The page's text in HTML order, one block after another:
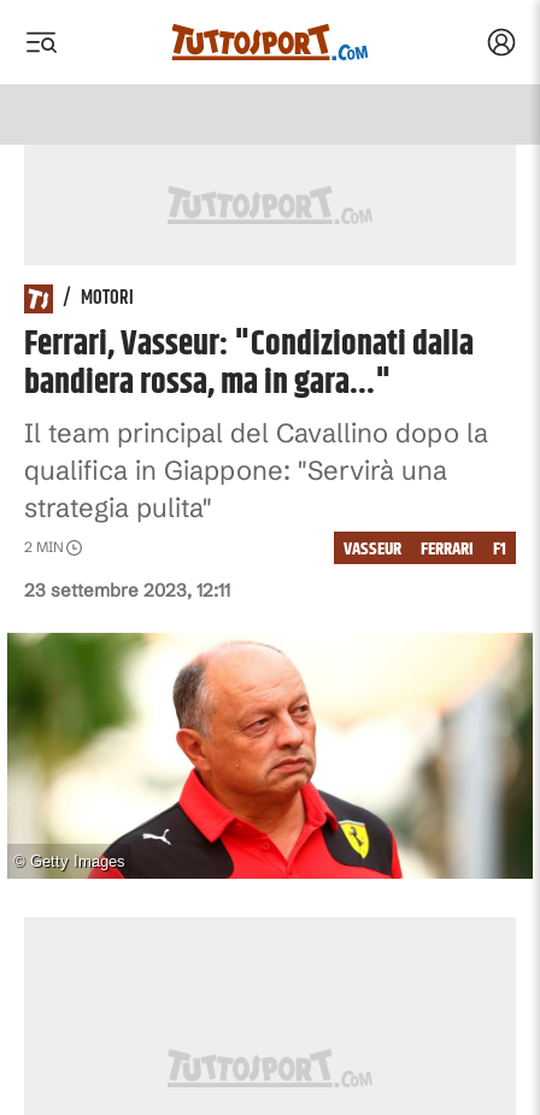
/ MOTORI
Ferrari, Vasseur: "Condizionati dalla
bandiera rossa, ma in gara..."
Il team principal del Cavallino dopo la
qualifica in Giappone: "Servirà una
strategia pulita"
23 settembre 2023, 12:11
2 MIN F1
FERRARI
VASSEUR
© Getty Images